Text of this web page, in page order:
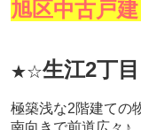
旭区中古戸
★☆生江2丁
極築浅な2階建ての